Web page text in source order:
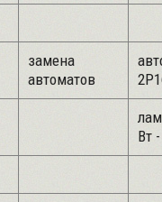
замена
автоматов
Вт